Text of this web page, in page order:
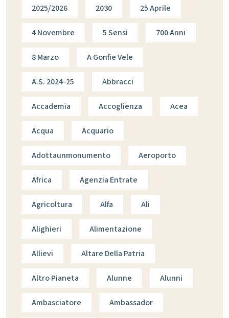
2025/2026 2030 25 Aprile
4 Novembre 5 Sensi 700 Anni
8 Marzo A Gonfie Vele
A.s. 2024-25 Abbracci
Accademia Accoglienza Acea
Acqua Acquario
Adottaunmonumento Aeroporto
Africa Agenzia Entrate
Agricoltura Alfa Ali
Alighieri Alimentazione
Allievi Altare Della Patria
Altro Pianeta Alunne Alunni
Ambasciatore Ambassador